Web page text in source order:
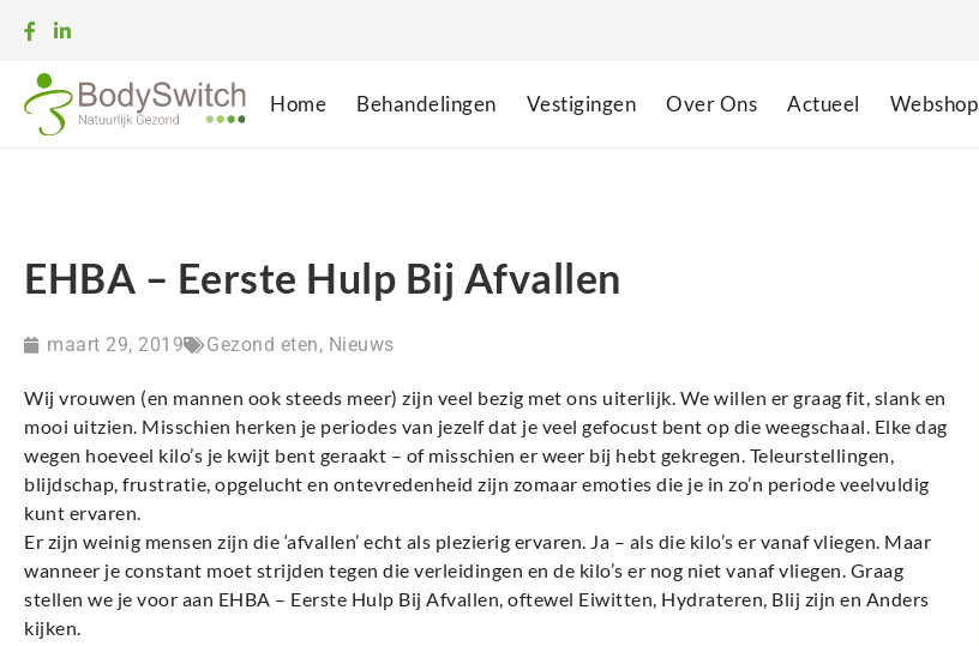
Home Behandelingen Vestigingen Over Ons Actueel Webshop
EHBA – Eerste Hulp Bij Afvallen
maart 29, 2019 Gezond eten, Nieuws
Wij vrouwen (en mannen ook steeds meer) zijn veel bezig met ons uiterlijk. We willen er graag fit, slank en
mooi uitzien. Misschien herken je periodes van jezelf dat je veel gefocust bent op die weegschaal. Elke dag
wegen hoeveel kilo’s je kwijt bent geraakt – of misschien er weer bij hebt gekregen. Teleurstellingen,
blijdschap, frustratie, opgelucht en ontevredenheid zijn zomaar emoties die je in zo’n periode veelvuldig
kunt ervaren.
Er zijn weinig mensen zijn die ‘afvallen’ echt als plezierig ervaren. Ja – als die kilo’s er vanaf vliegen. Maar
wanneer je constant moet strijden tegen die verleidingen en de kilo’s er nog niet vanaf vliegen. Graag
stellen we je voor aan EHBA – Eerste Hulp Bij Afvallen, oftewel Eiwitten, Hydrateren, Blij zijn en Anders
kijken.